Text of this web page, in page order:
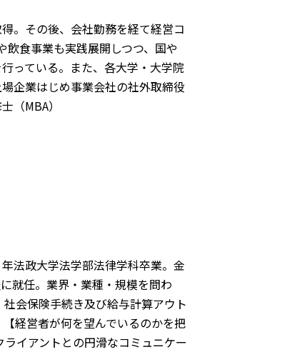
。その後、会社勤務を経て経営コ
飲食事業も実践展開しつつ、国や
っている。また、各大学・大学院
企業はじめ事業会社の社外取締役
（MBA）
法政大学法学部法律学科卒業。金
就任。業界・業種・規模を問わ
会保険手続き及び給与計算アウト
経営者が何を望んでいるのかを把
イアントとの円滑なコミュニケー